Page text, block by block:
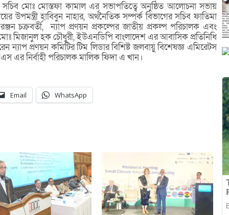
সচিব মোঃ মোস্তফা কামাল এর সভাপতিত্বে অনুষ্ঠিত আলোচনা সভায়
উপমন্ত্রী হাবিবুন নাহার, অর্থনৈতিক সম্পর্ক বিভাগের সচিব ফাতিমা
চক্রবর্তী, ন্যাপ প্রণয়ন প্রকল্পের জাতীয় প্রকল্প পরিচালক এবং
মোঃ মিজানুল হক চৌধুরী, ইউএনডিপি বাংলাদেশ এর আবাসিক প্রতিনিধি
ন্যাপ প্রণয়ন কমিটির টিম লিডার বিশিষ্ট জলবায়ু বিশেষজ্ঞ এমিরেটস
নির্বাহী পরিচালক মালিক ফিদা এ খান।
Email WhatsApp